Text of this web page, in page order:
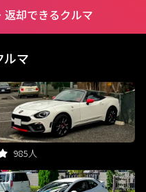
却できるクルマ
ルマ
985人